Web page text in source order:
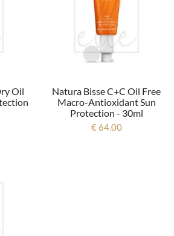
Oil
Natura Bisse C+c Oil Free
Macro-Antioxidant Sun
Protection - 30ml
€ 64.00